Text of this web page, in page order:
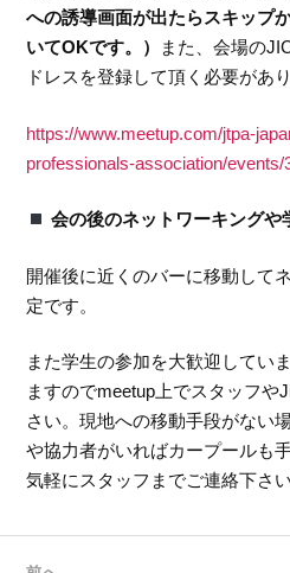
への誘導画面が出たらスキップ
いてOKです。）
また、会場の
ドレスを登録して頂く必要があ
https://www.meetup.com/jtpa-
professionals-association/events/
会の後のネットワーキングや
開催後に近くのバーに移動して
定です。
また学生の参加を大歓迎してい
ますのでmeetup上でスタッフや
さい。現地への移動手段がない
や協力者がいればカープールも
気軽にスタッフまでご連絡下さい